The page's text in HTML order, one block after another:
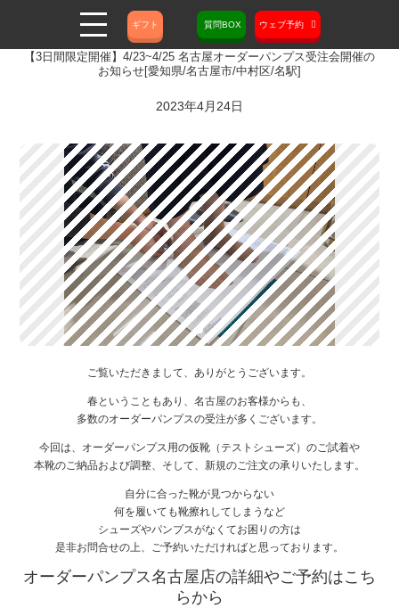
ギフト 質問BOX ウェブ予約
【3日間限定開催】4/23~4/25 名古屋オーダーパンプス受注会開催の
お知らせ[愛知県/名古屋市/中村区/名駅]
2023年4月24日
ご覧いただきまして、ありがとうございます。
春ということもあり、名古屋のお客様からも、
多数のオーダーパンプスの受注が多くございます。
今回は、オーダーパンプス用の仮靴（テストシューズ）のご試着や
本靴のご納品および調整、そして、新規のご注文の承りいたします。
自分に合った靴が見つからない
何を履いても靴擦れしてしまうなど
シューズやパンプスがなくてお困りの方は
是非お問合せの上、ご予約いただければと思っております。
オーダーパンプス名古屋店の詳細やご予約はこち
らから